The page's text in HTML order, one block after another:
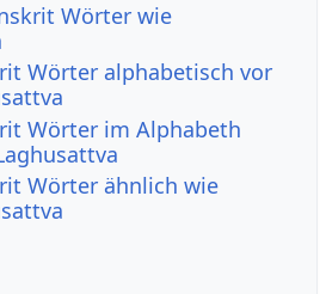
Wörter wie
Wörter alphabetisch vor
Wörter im Alphabeth
Wörter ähnlich wie